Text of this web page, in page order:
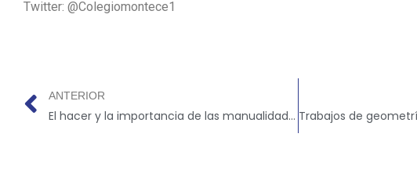
Twitter: @Colegiomontece1
ANTERIOR
El hacer y la importancia de las manualidades en la vida de los niños